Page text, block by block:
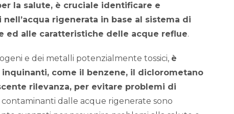
la salute, è cruciale identificare e
rigenerata in base al sistema di
ed alle caratteristiche delle acque reflue.
e dei metalli potenzialmente tossici, è
come il benzene, il diclorometano
rilevanza, per evitare problemi di
dalle acque rigenerate sono